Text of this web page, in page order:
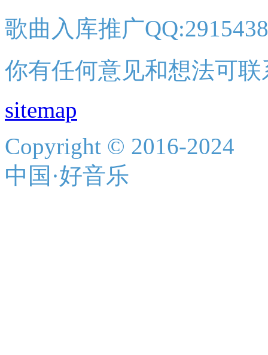
歌曲入库推广
你有任何意见和想法可
sitemap
Copyright © 2016-2024
中国·好音乐